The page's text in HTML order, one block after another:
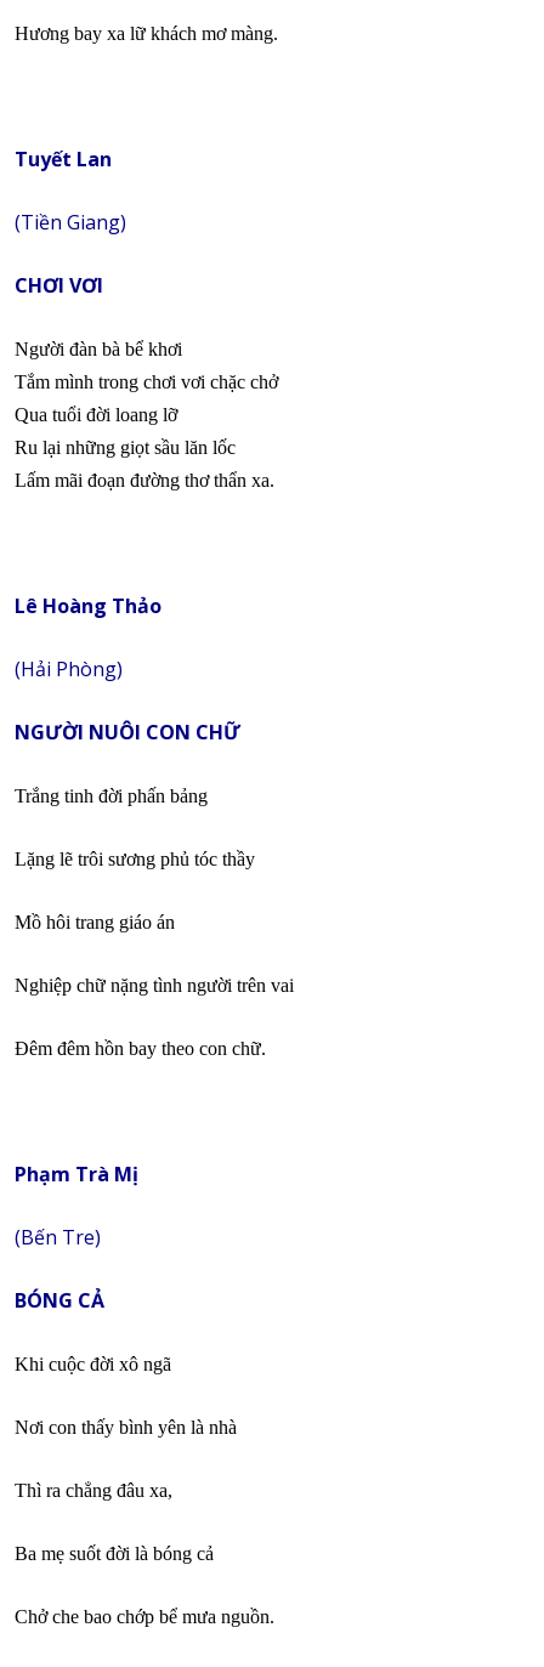
Hương bay xa lữ khách mơ màng.
Tuyết Lan
(Tiền Giang)
CHƠI VƠI
Người đàn bà bể khơi
Tắm mình trong chơi vơi chặc chở
Qua tuổi đời loang lỡ
Ru lại những giọt sầu lăn lốc
Lấm mãi đoạn đường thơ thẩn xa.
Lê Hoàng Thảo
(Hải Phòng)
NGƯỜI NUÔI CON CHỮ
Trắng tinh đời phấn bảng
Lặng lẽ trôi sương phủ tóc thầy
Mồ hôi trang giáo án
Nghiệp chữ nặng tình người trên vai
Đêm đêm hồn bay theo con chữ.
Phạm Trà Mị
(Bến Tre)
BÓNG CẢ
Khi cuộc đời xô ngã
Nơi con thấy bình yên là nhà
Thì ra chẳng đâu xa,
Ba mẹ suốt đời là bóng cả
Chở che bao chớp bể mưa nguồn.